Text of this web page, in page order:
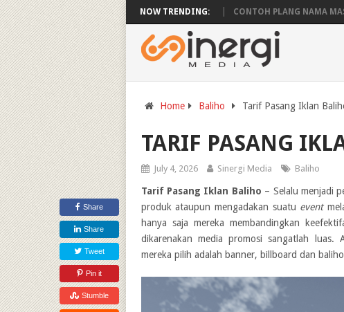
NOW TRENDING:
PLANG NAMA PEMILIK TANAH CONTOH PLANG NAMA MASJID YANG
Home Baliho Tarif Pasang Iklan
TARIF PASANG
July 4, 2026 Sinergi Media Baliho
Tarif Pasang Iklan Baliho – Selalu menjadi
produk ataupun mengadakan suatu event
hanya saja mereka membandingkan
dikarenakan media promosi sangatlah luas.
mereka pilih adalah banner, billboard dan
Share
Share
Tweet
Pin it
Stumble